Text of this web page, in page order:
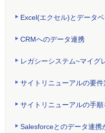
Excel(エクセル)とデータ
CRMへのデータ連携
レガシーシステム~マイグ
サイトリニューアルの要
サイトリニューアルの手
Salesforceとのデータ連携